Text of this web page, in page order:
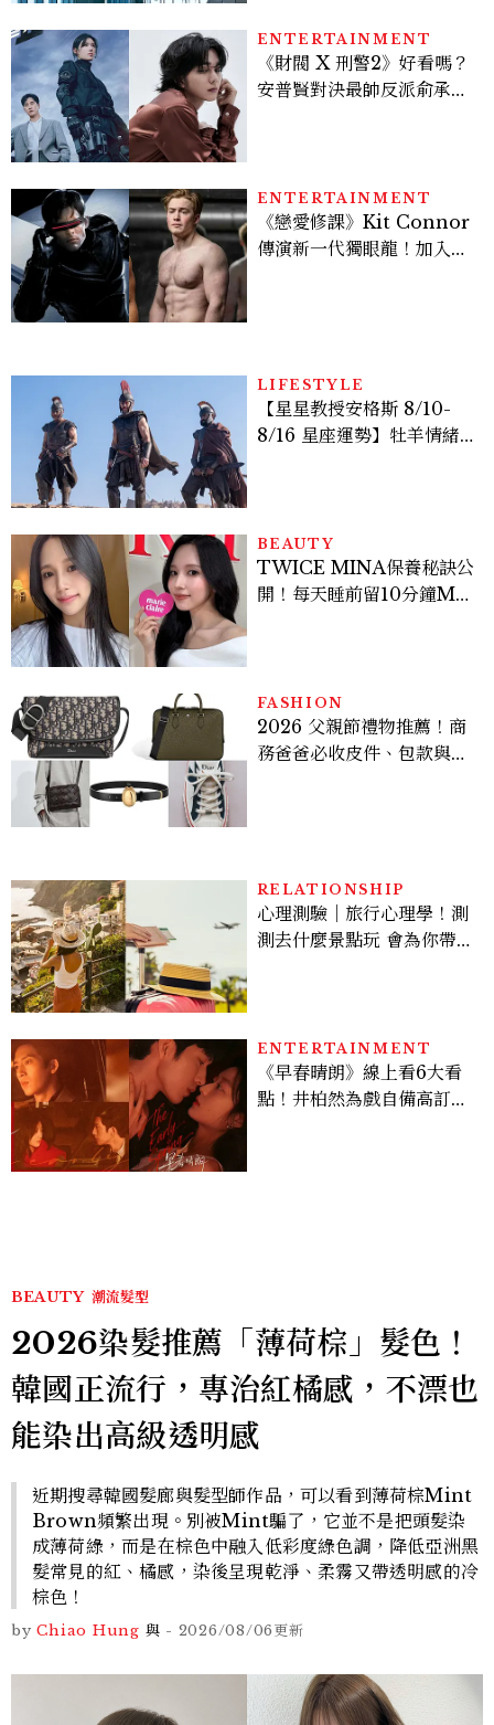
ENTERTAINMENT
《財閥 X 刑警2》好看嗎？
安普賢對決最帥反派俞承
多大？
ENTERTAINMENT
《戀愛修課》Kit Connor
傳演新一代獨眼龍！加入新
LIFESTYLE
【星星教授安格斯 8/10-
8/16 星座運勢】牡羊情緒
BEAUTY
TWICE MINA保養秘訣公
開！每天睡前留10分鐘ME
FASHION
2026 父親節禮物推薦！商
務爸爸必收皮件、包款與鞋
RELATIONSHIP
心理測驗｜旅行心理學！測
測去什麼景點玩 會為你帶來
ENTERTAINMENT
《早春晴朗》線上看6大看
點！井柏然為戲自備高訂，
BEAUTY 潮流髮型
2026染髮推薦「薄荷棕」髮色！
韓國正流行，專治紅橘感，不漂也
能染出高級透明感
近期搜尋韓國髮廊與髮型師作品，可以看到薄荷棕Mint
Brown頻繁出現。別被Mint騙了，它並不是把頭髮染
成薄荷綠，而是在棕色中融入低彩度綠色調，降低亞洲黑
髮常見的紅、橘感，染後呈現乾淨、柔霧又帶透明感的冷
棕色！
by Chiao Hung 與 - 2026/08/06更新